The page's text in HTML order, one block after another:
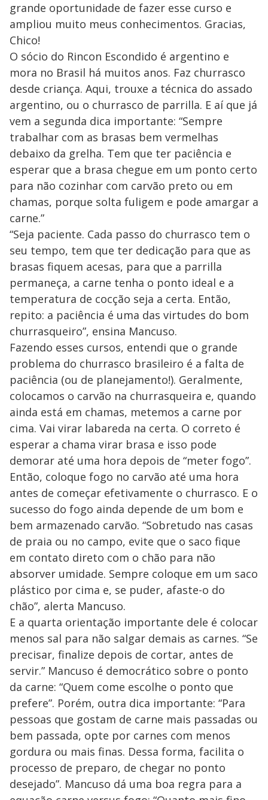
grande oportunidade de fazer esse curso e
ampliou muito meus conhecimentos. Gracias,
Chico!
O sócio do Rincon Escondido é argentino e
mora no Brasil há muitos anos. Faz churrasco
desde criança. Aqui, trouxe a técnica do assado
argentino, ou o churrasco de parrilla. E aí que já
vem a segunda dica importante: “Sempre
trabalhar com as brasas bem vermelhas
debaixo da grelha. Tem que ter paciência e
esperar que a brasa chegue em um ponto certo
para não cozinhar com carvão preto ou em
chamas, porque solta fuligem e pode amargar a
carne.”
“Seja paciente. Cada passo do churrasco tem o
seu tempo, tem que ter dedicação para que as
brasas fiquem acesas, para que a parrilla
permaneça, a carne tenha o ponto ideal e a
temperatura de cocção seja a certa. Então,
repito: a paciência é uma das virtudes do bom
churrasqueiro”, ensina Mancuso.
Fazendo esses cursos, entendi que o grande
problema do churrasco brasileiro é a falta de
paciência (ou de planejamento!). Geralmente,
colocamos o carvão na churrasqueira e, quando
ainda está em chamas, metemos a carne por
cima. Vai virar labareda na certa. O correto é
esperar a chama virar brasa e isso pode
demorar até uma hora depois de “meter fogo”.
Então, coloque fogo no carvão até uma hora
antes de começar efetivamente o churrasco. E o
sucesso do fogo ainda depende de um bom e
bem armazenado carvão. “Sobretudo nas casas
de praia ou no campo, evite que o saco fique
em contato direto com o chão para não
absorver umidade. Sempre coloque em um saco
plástico por cima e, se puder, afaste-o do
chão”, alerta Mancuso.
E a quarta orientação importante dele é colocar
menos sal para não salgar demais as carnes. “Se
precisar, finalize depois de cortar, antes de
servir.” Mancuso é democrático sobre o ponto
da carne: “Quem come escolhe o ponto que
prefere”. Porém, outra dica importante: “Para
pessoas que gostam de carne mais passadas ou
bem passada, opte por carnes com menos
gordura ou mais finas. Dessa forma, facilita o
processo de preparo, de chegar no ponto
desejado”. Mancuso dá uma boa regra para a